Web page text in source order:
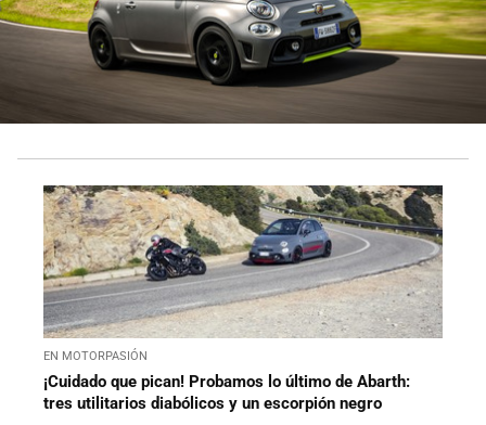
EN MOTORPASIÓN
¡Cuidado que pican! Probamos lo último de Abarth:
tres utilitarios diabólicos y un escorpión negro